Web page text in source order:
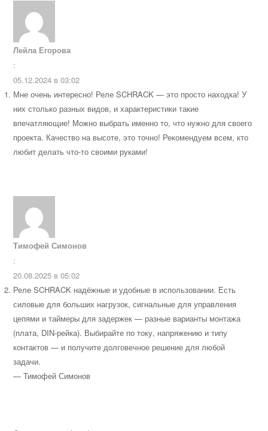
Лейла Егорова
:
05.12.2024 в 03:02
Мне очень интересно! Реле SCHRACK — это просто находка! У
них столько разных видов, и характеристики такие
впечатляющие! Можно выбрать именно то, что нужно для своего
проекта. Качество на высоте, это точно! Рекомендуем всем, кто
любит делать что-то своими руками!
Тимофей Симонов
:
20.08.2025 в 05:02
Реле SCHRACK надёжные и удобные в использовании. Есть
силовые для больших нагрузок, сигнальные для управления
цепями и таймеры для задержек — разные варианты монтажа
(плата, DIN‑рейка). Выбирайте по току, напряжению и типу
контактов — и получите долговечное решение для любой
задачи.
— Тимофей Симонов